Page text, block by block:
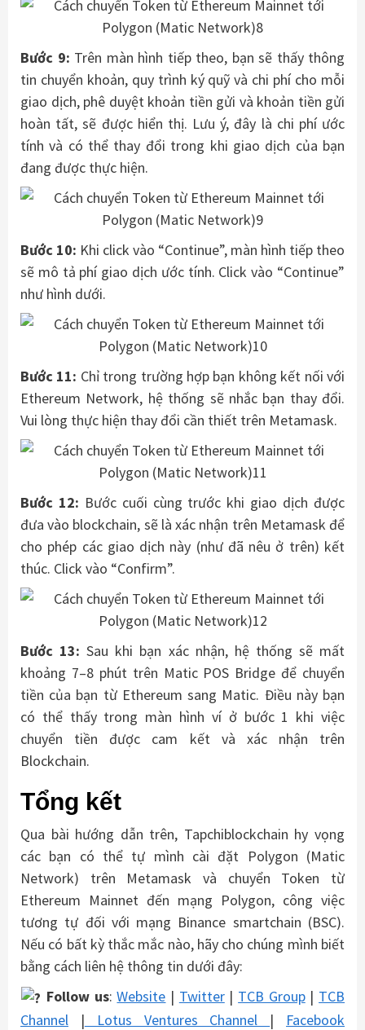
Bước 9: Trên màn hình tiếp theo, bạn sẽ thấy thông
tin chuyển khoản, quy trình ký quỹ và chi phí cho mỗi
giao dịch, phê duyệt khoản tiền gửi và khoản tiền gửi
hoàn tất, sẽ được hiển thị. Lưu ý, đây là chi phí ước
tính và có thể thay đổi trong khi giao dịch của bạn
đang được thực hiện.
Bước 10: Khi click vào “Continue”, màn hình tiếp theo
sẽ mô tả phí giao dịch ước tính. Click vào “Continue”
như hình dưới.
Bước 11: Chỉ trong trường hợp bạn không kết nối với
Ethereum Network, hệ thống sẽ nhắc bạn thay đổi.
Vui lòng thực hiện thay đổi cần thiết trên Metamask.
Bước 12: Bước cuối cùng trước khi giao dịch được
đưa vào blockchain, sẽ là xác nhận trên Metamask để
cho phép các giao dịch này (như đã nêu ở trên) kết
thúc. Click vào “Confirm”.
Bước 13: Sau khi bạn xác nhận, hệ thống sẽ mất
khoảng 7–8 phút trên Matic POS Bridge để chuyển
tiền của bạn từ Ethereum sang Matic. Điều này bạn
có thể thấy trong màn hình ví ở bước 1 khi việc
chuyển tiền được cam kết và xác nhận trên
Blockchain.
Tổng kết
Qua bài hướng dẫn trên, Tapchiblockchain hy vọng
các bạn có thể tự mình cài đặt Polygon (Matic
Network) trên Metamask và chuyển Token từ
Ethereum Mainnet đến mạng Polygon, công việc
tương tự đối với mạng Binance smartchain (BSC).
Nếu có bất kỳ thắc mắc nào, hãy cho chúng mình biết
bằng cách liên hệ thông tin dưới đây:
Follow us:Website | Twitter| TCB Group| TCB
Channel | Lotus Ventures Channel | Facebook